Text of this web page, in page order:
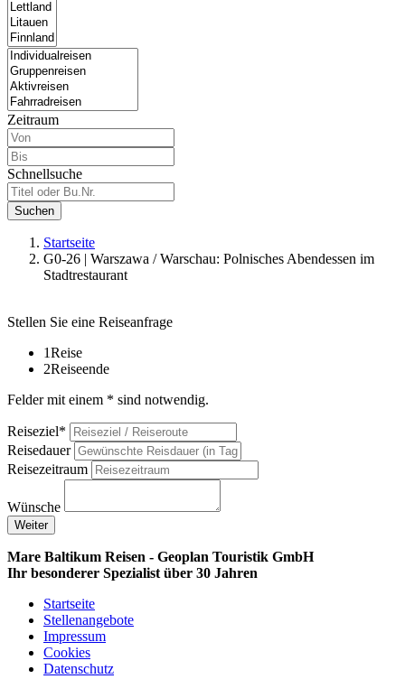
Zeitraum
Schnellsuche
Suchen
Startseite
G0-26 | Warszawa / Warschau: Polnisches Abendessen im
Stadtrestaurant
Stellen Sie eine Reiseanfrage
1Reise
2Reiseende
Felder mit einem * sind notwendig.
Reiseziel*
Reisedauer
Reisezeitraum
Wünsche
Weiter
Mare Baltikum Reisen - Geoplan Touristik GmbH
Ihr besonderer Spezialist über 30 Jahren
Startseite
Stellenangebote
Impressum
Cookies
Datenschutz